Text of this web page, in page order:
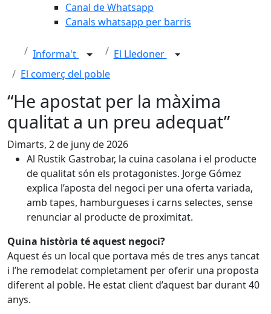
Canal de Whatsapp
Canals whatsapp per barris
Informa't
El Lledoner
El comerç del poble
“He apostat per la màxima
qualitat a un preu adequat”
Dimarts, 2 de juny de 2026
Al Rustik Gastrobar, la cuina casolana i el producte
de qualitat són els protagonistes. Jorge Gómez
explica l’aposta del negoci per una oferta variada,
amb tapes, hamburgueses i carns selectes, sense
renunciar al producte de proximitat.
Quina història té aquest negoci?
Aquest és un local que portava més de tres anys tancat
i l’he remodelat completament per oferir una proposta
diferent al poble. He estat client d’aquest bar durant 40
anys.